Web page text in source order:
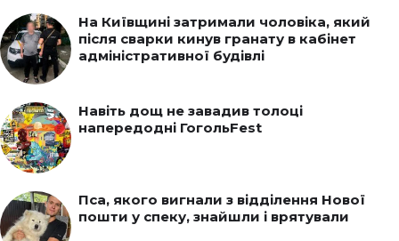
На Київщині затримали чоловіка, який
після сварки кинув гранату в кабінет
адміністративної будівлі
Навіть дощ не завадив толоці
напередодні ГогольFest
Пса, якого вигнали з відділення Нової
пошти у спеку, знайшли і врятували